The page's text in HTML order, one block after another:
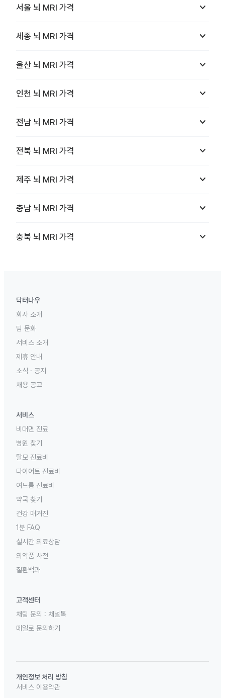
서울 뇌 MRI 가격 keyboard_arrow_down
세종 뇌 MRI 가격 keyboard_arrow_down
울산 뇌 MRI 가격 keyboard_arrow_down
인천 뇌 MRI 가격 keyboard_arrow_down
전남 뇌 MRI 가격 keyboard_arrow_down
전북 뇌 MRI 가격 keyboard_arrow_down
제주 뇌 MRI 가격 keyboard_arrow_down
충남 뇌 MRI 가격 keyboard_arrow_down
충북 뇌 MRI 가격 keyboard_arrow_down
닥터나우
회사 소개
팀 문화
서비스 소개
제휴 안내
소식 · 공지
채용 공고
서비스
비대면 진료
병원 찾기
탈모 진료비
다이어트 진료비
여드름 진료비
약국 찾기
건강 매거진
1분 FAQ
실시간 의료상담
의약품 사전
질환백과
고객센터
채팅 문의 : 채널톡
메일로 문의하기
개인정보 처리 방침
서비스 이용약관